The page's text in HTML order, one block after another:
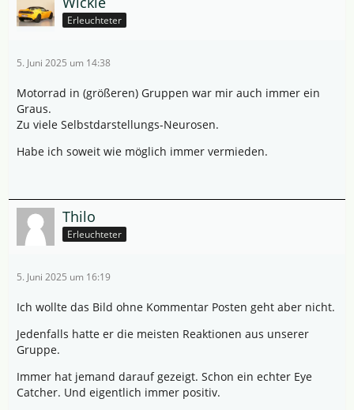
Erleuchteter
5. Juni 2025 um 14:38
Motorrad in (größeren) Gruppen war mir auch immer ein
Graus.
Zu viele Selbstdarstellungs-Neurosen.
Habe ich soweit wie möglich immer vermieden.
Thilo
Erleuchteter
5. Juni 2025 um 16:19
Ich wollte das Bild ohne Kommentar Posten geht aber nicht.
Jedenfalls hatte er die meisten Reaktionen aus unserer
Gruppe.
Immer hat jemand darauf gezeigt. Schon ein echter Eye
Catcher. Und eigentlich immer positiv.